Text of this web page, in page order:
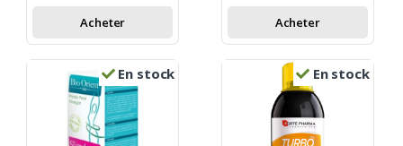
Acheter Acheter
En stock En stock